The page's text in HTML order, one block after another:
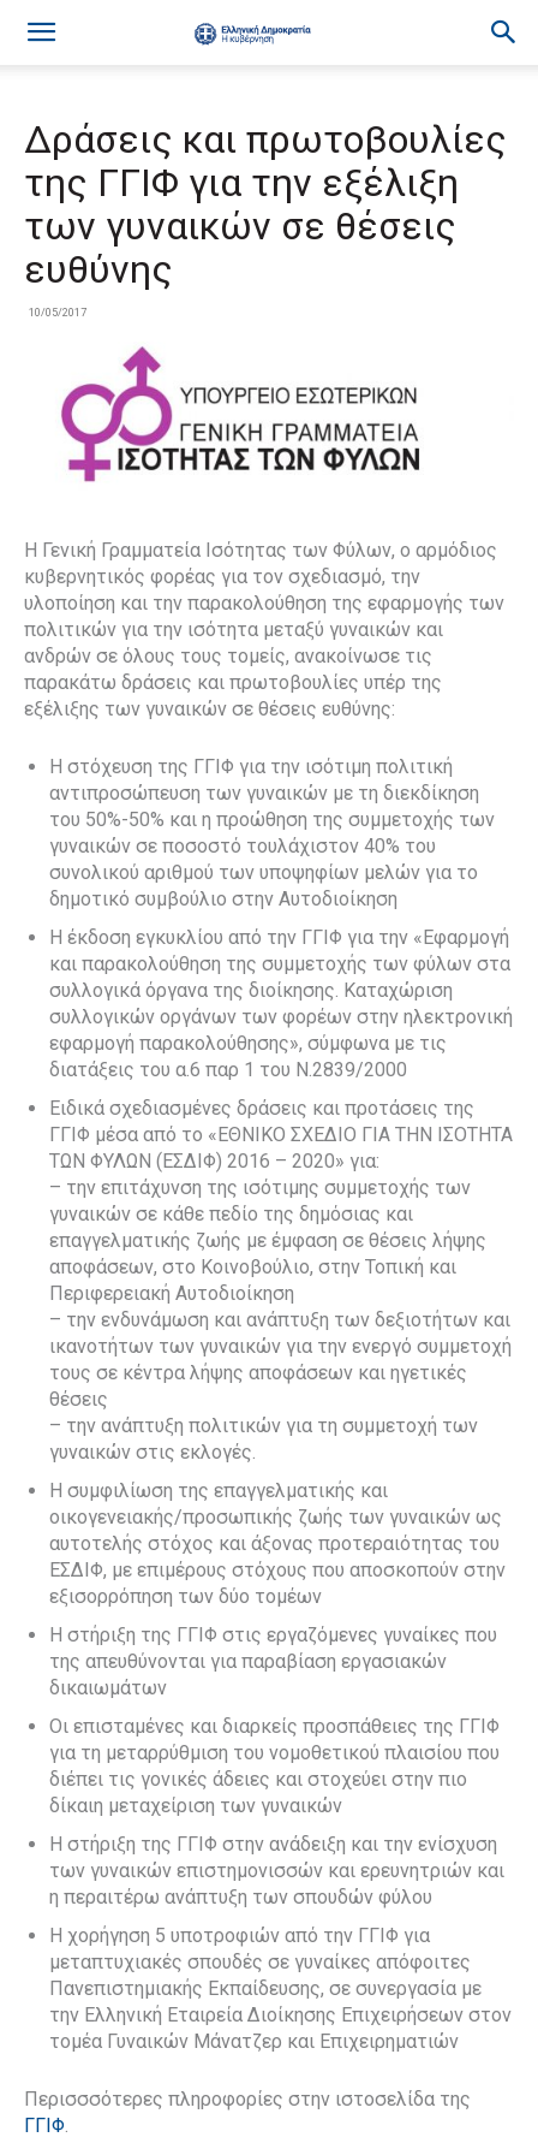
Δράσεις και πρωτοβουλίες
της ΓΓΙΦ για την εξέλιξη
των γυναικών σε θέσεις
ευθύνης
10/05/2017
Η Γενική Γραμματεία Ισότητας των Φύλων, ο αρμόδιος
κυβερνητικός φορέας για τον σχεδιασμό, την
υλοποίηση και την παρακολούθηση της εφαρμογής των
πολιτικών για την ισότητα μεταξύ γυναικών και
ανδρών σε όλους τους τομείς, ανακοίνωσε τις
παρακάτω δράσεις και πρωτοβουλίες υπέρ της
εξέλιξης των γυναικών σε θέσεις ευθύνης:
Η στόχευση της ΓΓΙΦ για την ισότιμη πολιτική
αντιπροσώπευση των γυναικών με τη διεκδίκηση
του 50%-50% και η προώθηση της συμμετοχής των
γυναικών σε ποσοστό τουλάχιστον 40% του
συνολικού αριθμού των υποψηφίων μελών για το
δημοτικό συμβούλιο στην Αυτοδιοίκηση
Η έκδοση εγκυκλίου από την ΓΓΙΦ για την «Εφαρμογή
και παρακολούθηση της συμμετοχής των φύλων στα
συλλογικά όργανα της διοίκησης. Καταχώριση
συλλογικών οργάνων των φορέων στην ηλεκτρονική
εφαρμογή παρακολούθησης», σύμφωνα με τις
διατάξεις του α.6 παρ 1 του Ν.2839/2000
Ειδικά σχεδιασμένες δράσεις και προτάσεις της
ΓΓΙΦ μέσα από το «ΕΘΝΙΚΟ ΣΧΕΔΙΟ ΓΙΑ ΤΗΝ ΙΣΟΤΗΤΑ
ΤΩΝ ΦΥΛΩΝ (ΕΣΔΙΦ) 2016 – 2020» για:
– την επιτάχυνση της ισότιμης συμμετοχής των
γυναικών σε κάθε πεδίο της δημόσιας και
επαγγελματικής ζωής με έμφαση σε θέσεις λήψης
αποφάσεων, στο Κοινοβούλιο, στην Τοπική και
Περιφερειακή Αυτοδιοίκηση
– την ενδυνάμωση και ανάπτυξη των δεξιοτήτων και
ικανοτήτων των γυναικών για την ενεργό συμμετοχή
τους σε κέντρα λήψης αποφάσεων και ηγετικές
θέσεις
– την ανάπτυξη πολιτικών για τη συμμετοχή των
γυναικών στις εκλογές.
Η συμφιλίωση της επαγγελματικής και
οικογενειακής/προσωπικής ζωής των γυναικών ως
αυτοτελής στόχος και άξονας προτεραιότητας του
ΕΣΔΙΦ, με επιμέρους στόχους που αποσκοπούν στην
εξισορρόπηση των δύο τομέων
Η στήριξη της ΓΓΙΦ στις εργαζόμενες γυναίκες που
της απευθύνονται για παραβίαση εργασιακών
δικαιωμάτων
Οι επισταμένες και διαρκείς προσπάθειες της ΓΓΙΦ
για τη μεταρρύθμιση του νομοθετικού πλαισίου που
διέπει τις γονικές άδειες και στοχεύει στην πιο
δίκαιη μεταχείριση των γυναικών
Η στήριξη της ΓΓΙΦ στην ανάδειξη και την ενίσχυση
των γυναικών επιστημονισσών και ερευνητριών και
η περαιτέρω ανάπτυξη των σπουδών φύλου
Η χορήγηση 5 υποτροφιών από την ΓΓΙΦ για
μεταπτυχιακές σπουδές σε γυναίκες απόφοιτες
Πανεπιστημιακής Εκπαίδευσης, σε συνεργασία με
την Ελληνική Εταιρεία Διοίκησης Επιχειρήσεων στον
τομέα Γυναικών Μάνατζερ και Επιχειρηματιών
Περισσσότερες πληροφορίες στην ιστοσελίδα της
ΓΓΙΦ.